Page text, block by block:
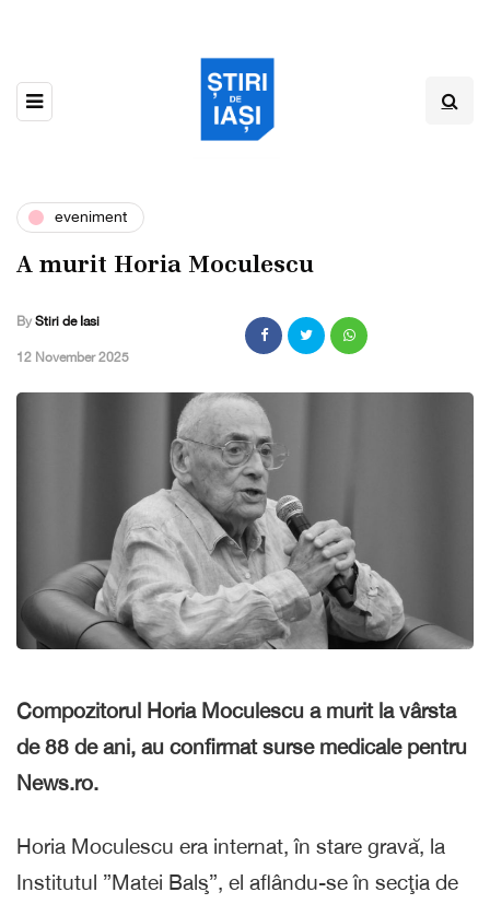
eveniment
A murit Horia Moculescu
By Stiri de Iasi
,12 November 2025
Compozitorul Horia Moculescu a murit la vârsta
de 88 de ani, au confirmat surse medicale pentru
News.ro.
Horia Moculescu era internat, în stare gravă, la
Institutul ”Matei Balş”, el aflându-se în secţia de